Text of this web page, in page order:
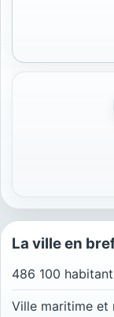
La ville en
486 100
Ville maritime et